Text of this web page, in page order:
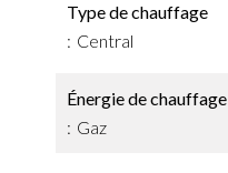
Type de chauffage
Central
Énergie de chauffage
Gaz